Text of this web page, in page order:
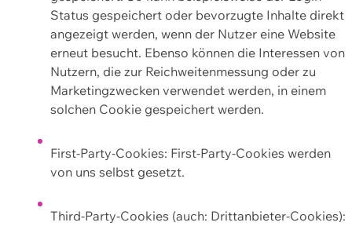
Status gespeichert oder bevorzugte Inhalte direkt
angezeigt werden, wenn der Nutzer eine Website
erneut besucht. Ebenso können die Interessen von
Nutzern, die zur Reichweitenmessung oder zu
Marketingzwecken verwendet werden, in einem
solchen Cookie gespeichert werden.
First-Party-Cookies: First-Party-Cookies werden
von uns selbst gesetzt.
Third-Party-Cookies (auch: Drittanbieter-Cookies):